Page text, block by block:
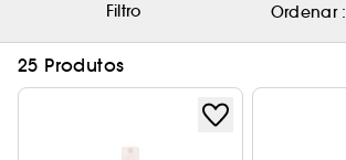
Filtro Ordenar :
25 Produtos